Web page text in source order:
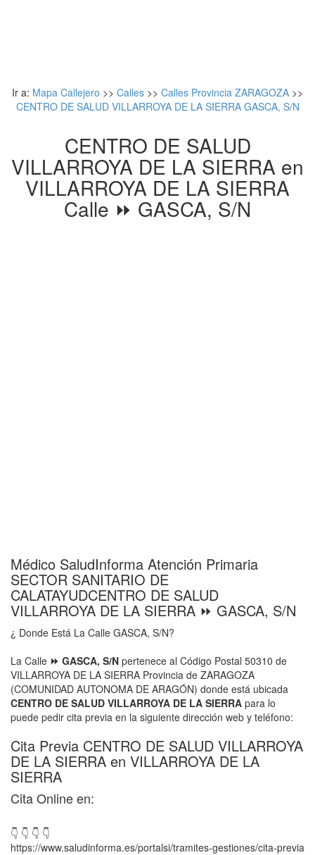
Ir a: Mapa Callejero >> Calles >> Calles Provincia ZARAGOZA >>
CENTRO DE SALUD VILLARROYA DE LA SIERRA GASCA, S/N
CENTRO DE SALUD
VILLARROYA DE LA SIERRA en
VILLARROYA DE LA SIERRA
Calle ⏩ GASCA, S/N
Médico SaludInforma Atención Primaria
SECTOR SANITARIO DE
CALATAYUDCENTRO DE SALUD
VILLARROYA DE LA SIERRA ⏩ GASCA, S/N
¿ Donde Está La Calle GASCA, S/N?
La Calle ⏩ GASCA, S/N pertenece al Código Postal 50310 de
VILLARROYA DE LA SIERRA Provincia de ZARAGOZA
(COMUNIDAD AUTONOMA DE ARAGÓN) donde está ubicada
CENTRO DE SALUD VILLARROYA DE LA SIERRA para lo
puede pedir cita previa en la siguiente dirección web y teléfono:
Cita Previa CENTRO DE SALUD VILLARROYA
DE LA SIERRA en VILLARROYA DE LA
SIERRA
Cita Online en:
👇 👇 👇 👇
https://www.saludinforma.es/portalsi/tramites-gestiones/cita-previa